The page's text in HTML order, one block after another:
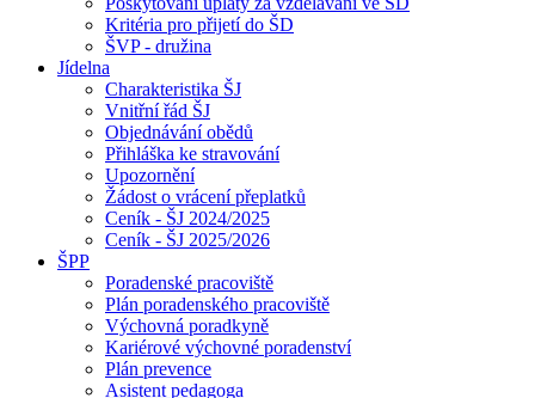
Kritéria pro přijetí do ŠD
ŠVP - družina
Jídelna
Charakteristika ŠJ
Vnitřní řád ŠJ
Objednávání obědů
Přihláška ke stravování
Upozornění
Žádost o vrácení přeplatků
Ceník - ŠJ 2024/2025
Ceník - ŠJ 2025/2026
ŠPP
Poradenské pracoviště
Plán poradenského pracoviště
Výchovná poradkyně
Kariérové výchovné poradenství
Plán prevence
Asistent pedagoga